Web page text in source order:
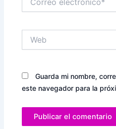
electrónico*
Guarda mi nombre,
este navegador para la